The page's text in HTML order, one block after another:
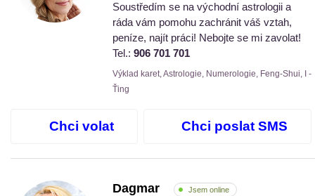
Soustředím se na východní astrologii a
ráda vám pomohu zachránit váš vztah,
peníze, najít práci! Nebojte se mi zavolat!
Tel.: 906 701 701
Výklad karet, Astrologie, Numerologie, Feng-Shui, I -
Ťing
Chci volat Chci poslat SMS
Dagmar Jsem online